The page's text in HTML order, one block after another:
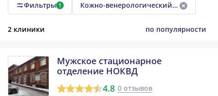
Фильтры 1 Кожно-венерологический диспансер
2 клиники по популярности
Мужское стационарное
отделение НОКВД
4.8 0 отзывов